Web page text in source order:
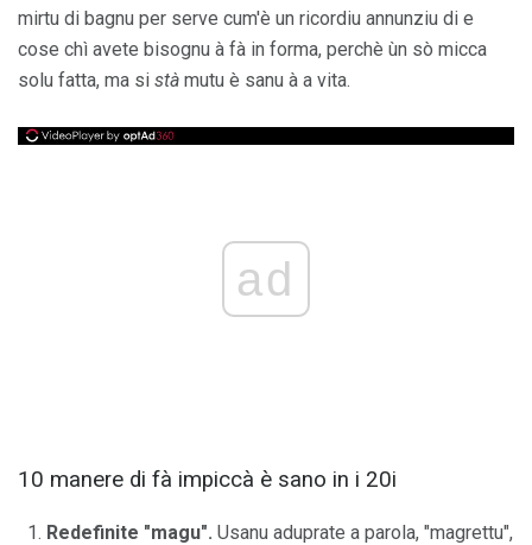
mirtu di bagnu per serve cum'è un ricordiu annunziu di e
cose chì avete bisognu à fà in forma, perchè ùn sò micca
solu fatta, ma si stà mutu è sanu à a vita.
ad
10 manere di fà impiccà è sano in i 20i
Redefinite "magu". Usanu aduprate a parola, "magrettu",